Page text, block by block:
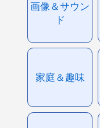
画像＆サウン
ド
家庭＆趣味